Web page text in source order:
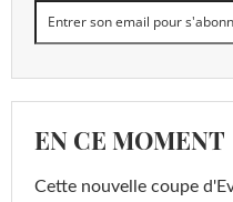
EN CE MOMENT
Cette nouvelle coupe